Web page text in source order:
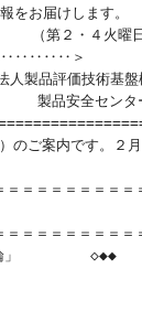
お届けします。
２・４火曜日
＞
評価技術基盤
製品安全センタ
のご案内です。２
＝＝＝＝＝＝＝＝＝
＝＝＝＝＝＝＝＝＝
　　　　　◇◆◆